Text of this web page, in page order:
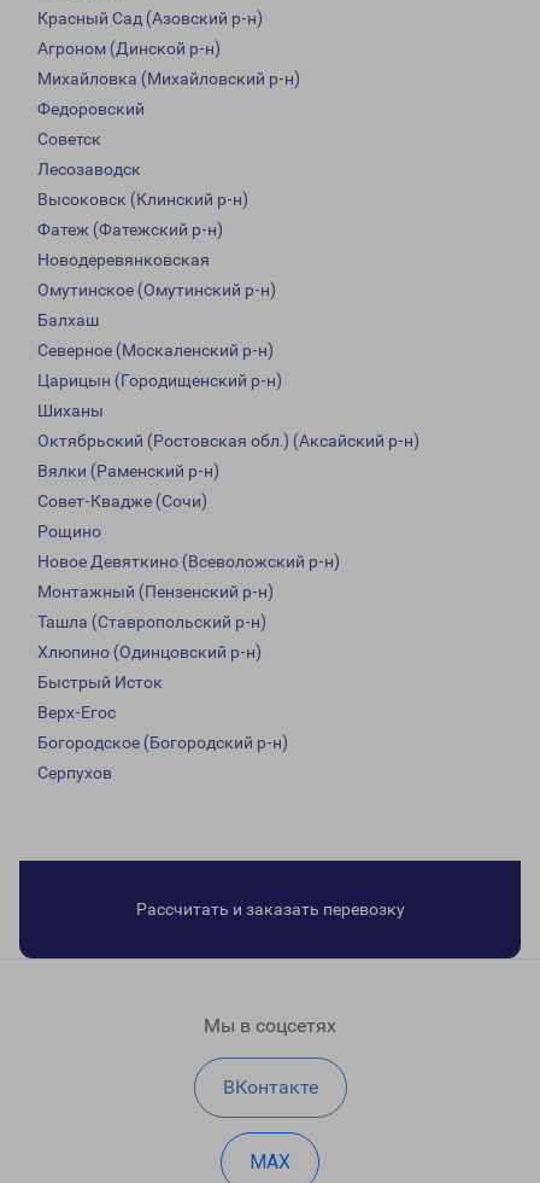
Красный Сад (Азовский р-н)
Агроном (Динской р-н)
Михайловка (Михайловский р-н)
Федоровский
Советск
Лесозаводск
Высоковск (Клинский р-н)
Фатеж (Фатежский р-н)
Новодеревянковская
Омутинское (Омутинский р-н)
Балхаш
Северное (Москаленский р-н)
Царицын (Городищенский р-н)
Шиханы
Октябрьский (Ростовская обл.) (Аксайский р-н)
Вялки (Раменский р-н)
Совет-Квадже (Сочи)
Рощино
Новое Девяткино (Всеволожский р-н)
Монтажный (Пензенский р-н)
Ташла (Ставропольский р-н)
Хлюпино (Одинцовский р-н)
Быстрый Исток
Верх-Егос
Богородское (Богородский р-н)
Серпухов
Рассчитать и заказать перевозку
Мы в соцсетях
ВКонтакте
MAX